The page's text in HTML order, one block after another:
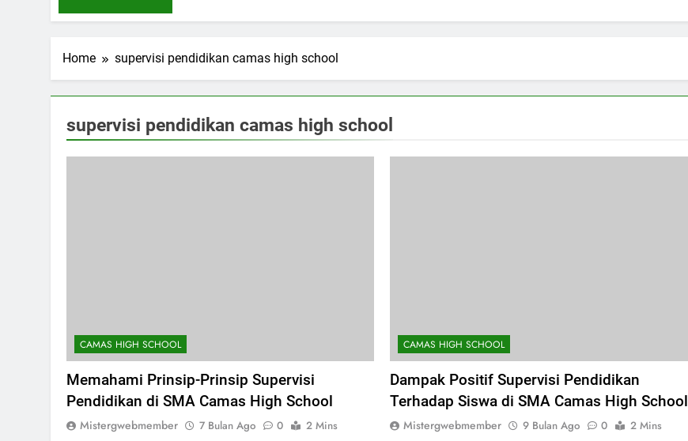
Home supervisi pendidikan camas high school
supervisi pendidikan camas high school
CAMAS HIGH SCHOOL
Memahami Prinsip-Prinsip Supervisi
Pendidikan di SMA Camas High School
Mistergwebmember 7 Bulan Ago 0
2 Mins
CAMAS HIGH SCHOOL
Dampak Positif Supervisi Pendidikan
Terhadap Siswa di SMA Camas High School
Mistergwebmember 9 Bulan Ago 0
2 Mins